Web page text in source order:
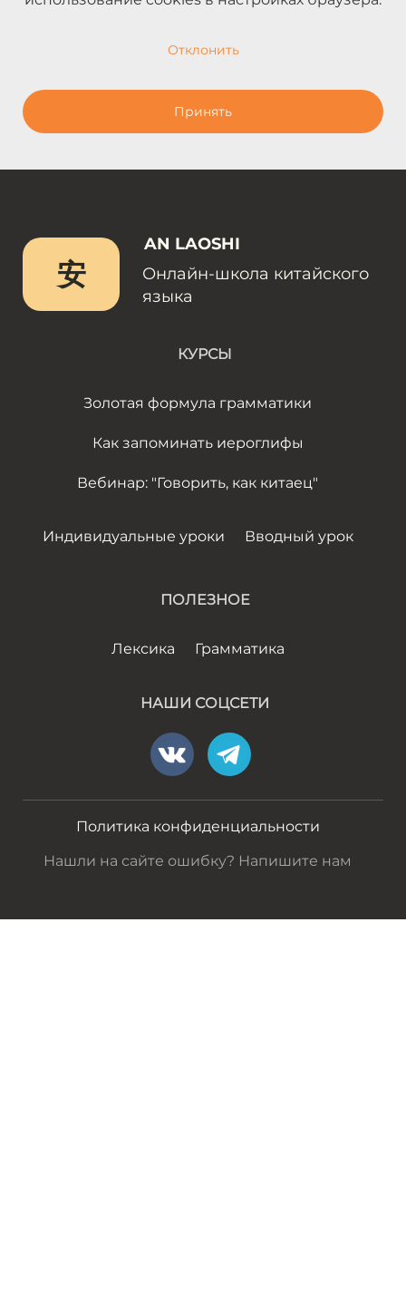
Отклонить
Принять
安
AN LAOSHI
Онлайн-школа китайского
языка
КУРСЫ
Золотая формула грамматики
Как запоминать иероглифы
Вебинар: "Говорить, как китаец"
Индивидуальные уроки Вводный урок
ПОЛЕЗНОЕ
Лексика Грамматика
НАШИ СОЦСЕТИ
Политика конфиденциальности
Нашли на сайте ошибку? Напишите нам